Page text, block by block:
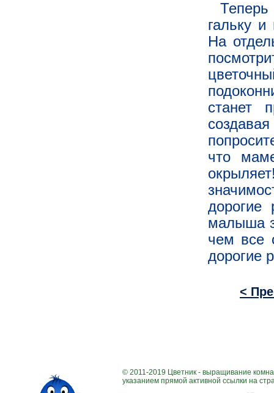
гальку
На
станет
что
дорогие
малыша
чем все
дорогие
<
© 2011-2019 Цветник - выращивание
указанием прямой активной ссылки на